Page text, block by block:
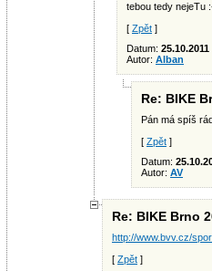
tebou tedy nejeTu
[ Zpět ]
Datum: 25.10.2011
Autor: Alban
Re: BIKE
Pán má spíš
[ Zpět ]
Datum:
Autor: AV
Re: BIKE Brno
http://www.bvv.cz/
[ Zpět ]